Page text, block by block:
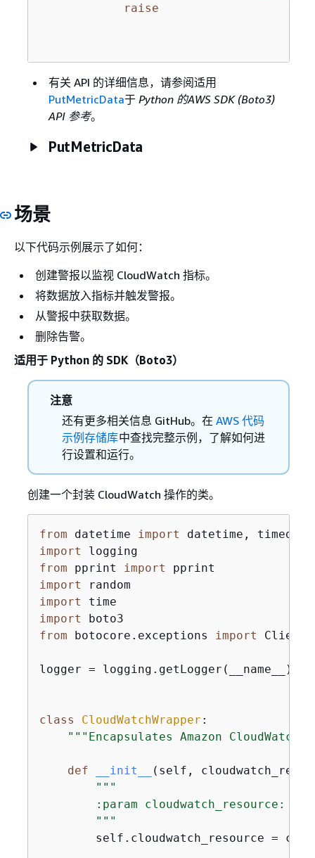
raise
有关 API 的详细信息，请参阅适用
PutMetricData于 Python 的AWS SDK (Boto3)
API 参考。
PutMetricData
场景
以下代码示例展示了如何：
创建警报以监视 CloudWatch 指标。
将数据放入指标并触发警报。
从警报中获取数据。
删除告警。
适用于 Python 的 SDK（Boto3）
注意
还有更多相关信息 GitHub。在 AWS 代码
示例存储库中查找完整示例，了解如何进
行设置和运行。
创建一个封装 CloudWatch 操作的类。
from datetime import
import
from pprint import
import
import
import
from botocore.exceptions import
logger = logging.getLogger(__name__)
class CloudWatchWrapper :
"""Encapsulates Amazon
def __init__ ( self,
"""
:param cloudwatch_resource: A
        """
self.cloudwatch_resource =